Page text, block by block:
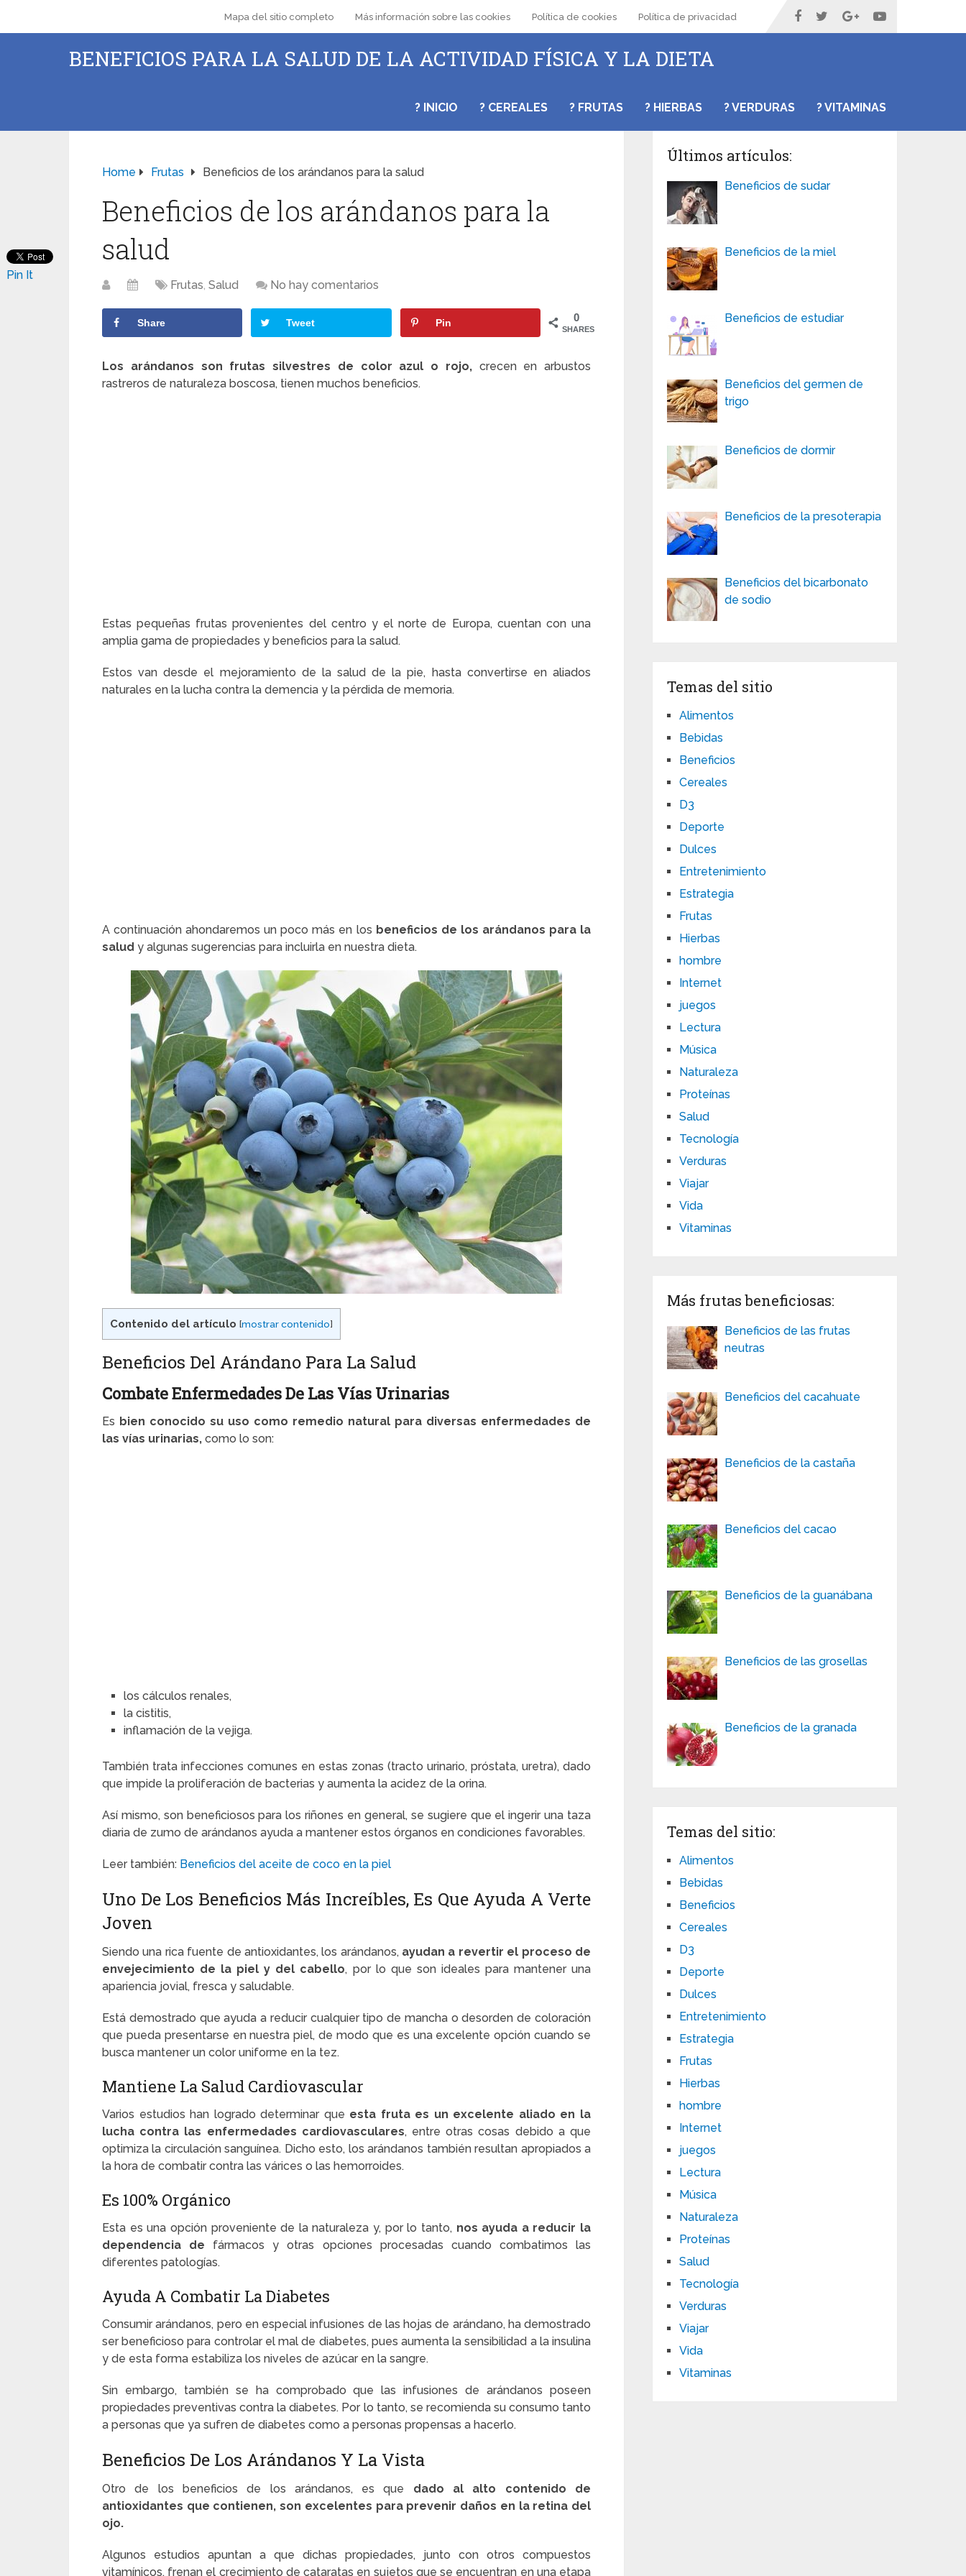
Mapa del sitio completo Más información sobre las cookies Política de cookies Política de privacidad
BENEFICIOS PARA LA SALUD DE LA ACTIVIDAD FÍSICA Y LA DIETA
? INICIO ? CEREALES ? FRUTAS ? HIERBAS ? VERDURAS ? VITAMINAS
Home Frutas Beneficios de los arándanos para la salud
Beneficios de los arándanos para la
salud
Frutas, Salud No hay comentarios
0
SHARES
Share Tweet Pin
Los arándanos son frutas silvestres de color azul o rojo,crecen en arbustos
rastreros de naturaleza boscosa, tienen muchos beneficios.
Estas pequeñas frutas provenientes del centro y el norte de Europa, cuentan con una
amplia gama de propiedades y beneficios para la salud.
Estos van desde el mejoramiento de la salud de la pie, hasta convertirse en aliados
naturales en la lucha contra la demencia y la pérdida de memoria.
A continuación ahondaremos un poco más en los beneficios de los arándanos para la
salud y algunas sugerencias para incluirla en nuestra dieta.
Contenido del artículo [mostrar contenido]
Beneficios Del Arándano Para La Salud
Combate Enfermedades De Las Vías Urinarias
Es bien conocido su uso como remedio natural para diversas enfermedades de
las vías urinarias, como lo son:
los cálculos renales,
la cistitis,
inflamación de la vejiga.
También trata infecciones comunes en estas zonas (tracto urinario, próstata, uretra), dado
que impide la proliferación de bacterias y aumenta la acidez de la orina.
Así mismo, son beneficiosos para los riñones en general, se sugiere que el ingerir una taza
diaria de zumo de arándanos ayuda a mantener estos órganos en condiciones favorables.
Leer también: Beneficios del aceite de coco en la piel
Uno De Los Beneficios Más Increíbles, Es Que Ayuda A Verte
Joven
Siendo una rica fuente de antioxidantes, los arándanos, ayudan a revertir el proceso de
envejecimiento de la piel y del cabello, por lo que son ideales para mantener una
apariencia jovial, fresca y saludable.
Está demostrado que ayuda a reducir cualquier tipo de mancha o desorden de coloración
que pueda presentarse en nuestra piel, de modo que es una excelente opción cuando se
busca mantener un color uniforme en la tez.
Mantiene La Salud Cardiovascular
Varios estudios han logrado determinar que esta fruta es un excelente aliado en la
lucha contra las enfermedades cardiovasculares, entre otras cosas debido a que
optimiza la circulación sanguínea. Dicho esto, los arándanos también resultan apropiados a
la hora de combatir contra las várices o las hemorroides.
Es 100% Orgánico
Esta es una opción proveniente de la naturaleza y, por lo tanto, nos ayuda a reducir la
dependencia de fármacos y otras opciones procesadas cuando combatimos las
diferentes patologías.
Ayuda A Combatir La Diabetes
Consumir arándanos, pero en especial infusiones de las hojas de arándano, ha demostrado
ser beneficioso para controlar el mal de diabetes, pues aumenta la sensibilidad a la insulina
y de esta forma estabiliza los niveles de azúcar en la sangre.
Sin embargo, también se ha comprobado que las infusiones de arándanos poseen
propiedades preventivas contra la diabetes. Por lo tanto, se recomienda su consumo tanto
a personas que ya sufren de diabetes como a personas propensas a hacerlo.
Beneficios De Los Arándanos Y La Vista
Otro de los beneficios de los arándanos, es que dado al alto contenido de
antioxidantes que contienen, son excelentes para prevenir daños en la retina del
ojo.
Algunos estudios apuntan a que dichas propiedades, junto con otros compuestos
vitamínicos, frenan el crecimiento de cataratas en sujetos que se encuentran en una etapa
Pin It
Últimos artículos:
Beneficios de sudar
Beneficios de la miel
Beneficios de estudiar
Beneficios del germen de
trigo
Beneficios de dormir
Beneficios de la presoterapia
Beneficios del bicarbonato
de sodio
Temas del sitio
Alimentos
Bebidas
Beneficios
Cereales
D3
Deporte
Dulces
Entretenimiento
Estrategia
Frutas
Hierbas
hombre
Internet
juegos
Lectura
Música
Naturaleza
Proteínas
Salud
Tecnología
Verduras
Viajar
Vida
Vitaminas
Más frutas beneficiosas:
Beneficios de las frutas
neutras
Beneficios del cacahuate
Beneficios de la castaña
Beneficios del cacao
Beneficios de la guanábana
Beneficios de las grosellas
Beneficios de la granada
Temas del sitio:
Alimentos
Bebidas
Beneficios
Cereales
D3
Deporte
Dulces
Entretenimiento
Estrategia
Frutas
Hierbas
hombre
Internet
juegos
Lectura
Música
Naturaleza
Proteínas
Salud
Tecnología
Verduras
Viajar
Vida
Vitaminas